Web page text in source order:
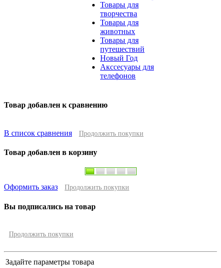
Товары для
творчества
Товары для
животных
Товары для
путешествий
Новый Год
Акссесуары для
телефонов
Товар добавлен к сравнению
В список сравнения Продолжить покупки
Товар добавлен в корзину
Оформить заказ Продолжить покупки
Вы подписались на товар
Продолжить покупки
Задайте параметры товара